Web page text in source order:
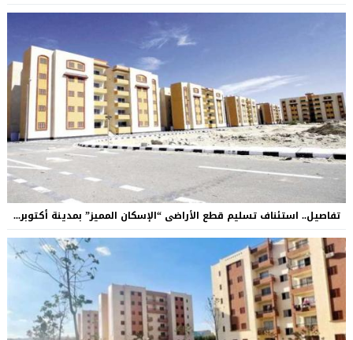
تفاصيل.. استئناف تسليم قطع الأراضى “الإسكان المميز” بمدينة أكتوبر...